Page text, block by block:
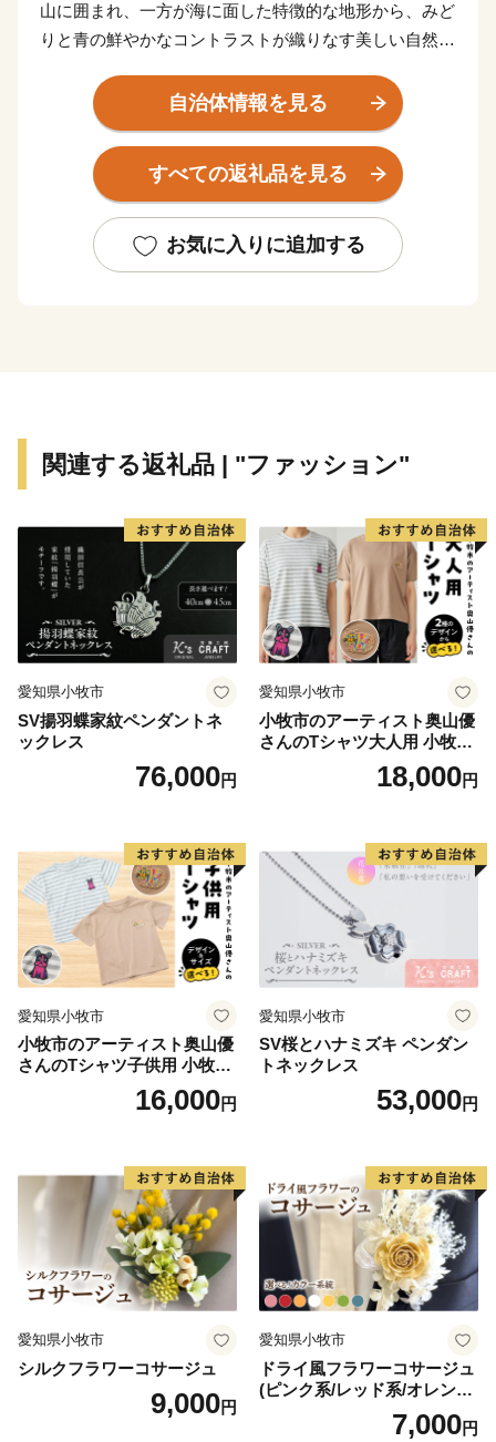
山に囲まれ、一方が海に面した特徴的な地形から、みど
りと青の鮮やかなコントラストが織りなす美しい自然景
そして、今も残る多くの神社仏閣などの歴史的遺産は、
長い年月のなかで守り続けられ、今日でも中世の社会を
支えた繁栄の歴史と華やかな文化を現在に伝えていま
鎌倉市では、先人たちから受け継いだ美しい自然景観や
鎌倉市は、総務大臣通知により、ふるさと納税の対象と
なる地方団体としての指定を受けております。
【担当課連絡先】
鎌倉市文化観光部産業課ふるさと寄附金担当
FAX 0467-23-8700
メール furusatokifu@city.kamakura.kanagawa.jp
自治体情報を見る
すべての返礼品を見る
お気に入りに追加する
関連する返礼品 | "ファッション"
愛知県小牧市
SV揚羽蝶家紋ペンダントネ
ックレス
76,000円
愛知県小牧市
小牧市のアーティスト奥山優
さんのTシャツ大人用 小牧市
18,000円
愛知県小牧市
小牧市のアーティスト奥山優
さんのTシャツ子供用 小牧市
16,000円
愛知県小牧市
SV桜とハナミズキ ペンダン
トネックレス
53,000円
愛知県小牧市
シルクフラワーコサージュ
9,000円
愛知県小牧市
ドライ風フラワーコサージュ
(ピンク系/レッド系/オレンジ
系/ホワイト系/イエロー系/グ
リーン系/ブルー系）7,000円